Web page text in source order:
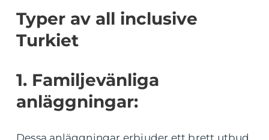
Typer av all inclusive
Turkiet
1. Familjevänliga
anläggningar: